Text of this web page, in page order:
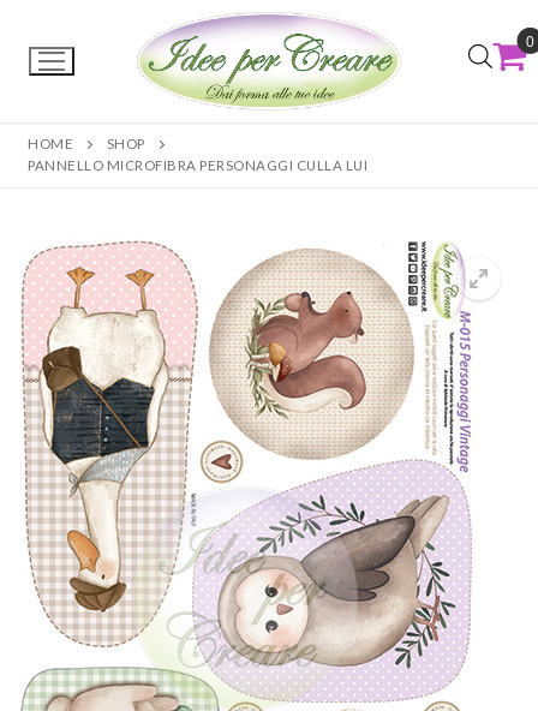
0
HOME
SHOP
PANNELLO MICROFIBRA PERSONAGGI CULLA LUI